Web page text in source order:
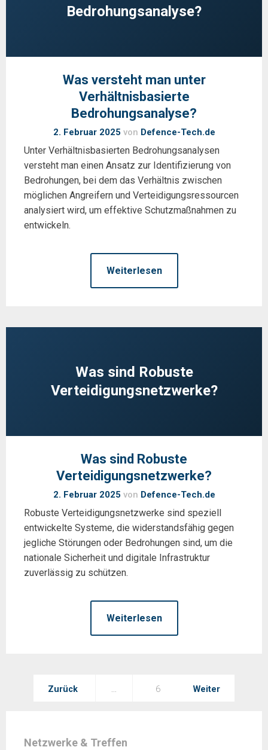
Bedrohungsanalyse?
Was versteht man unter
Verhältnisbasierte
Bedrohungsanalyse?
2. Februar 2025 von Defence-Tech.de
Unter Verhältnisbasierten Bedrohungsanalysen
versteht man einen Ansatz zur Identifizierung von
Bedrohungen, bei dem das Verhältnis zwischen
möglichen Angreifern und Verteidigungsressourcen
analysiert wird, um effektive Schutzmaßnahmen zu
entwickeln.
Weiterlesen
Was sind Robuste
Verteidigungsnetzwerke?
Was sind Robuste
Verteidigungsnetzwerke?
2. Februar 2025 von Defence-Tech.de
Robuste Verteidigungsnetzwerke sind speziell
entwickelte Systeme, die widerstandsfähig gegen
jegliche Störungen oder Bedrohungen sind, um die
nationale Sicherheit und digitale Infrastruktur
zuverlässig zu schützen.
Weiterlesen
Seitennummerierung
Zurück … 6 Weiter
Netzwerke & Treffen